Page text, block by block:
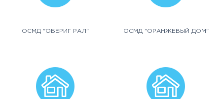
ОСМД "ОБЕРИГ РАЛ" ОСМД "ОРАНЖЕВЫЙ ДОМ"